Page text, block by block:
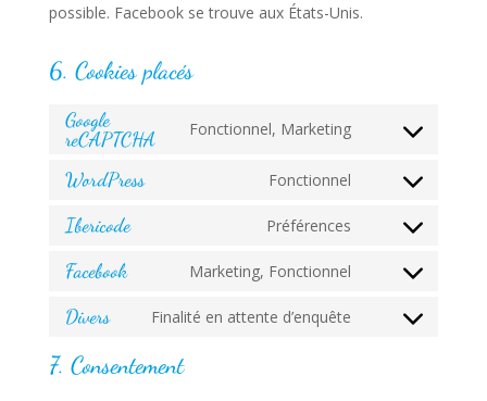
possible. Facebook se trouve aux États-Unis.
6. Cookies placés
Google
reCAPTCHA
Fonctionnel, Marketing
Consent
google-
WordPress Fonctionnel
Consent
wordpress
Ibericode Préférences
Consent
ibericode
Facebook Marketing, Fonctionnel
Consent
Divers Finalité en attente d’enquête
Consent
7. Consentement